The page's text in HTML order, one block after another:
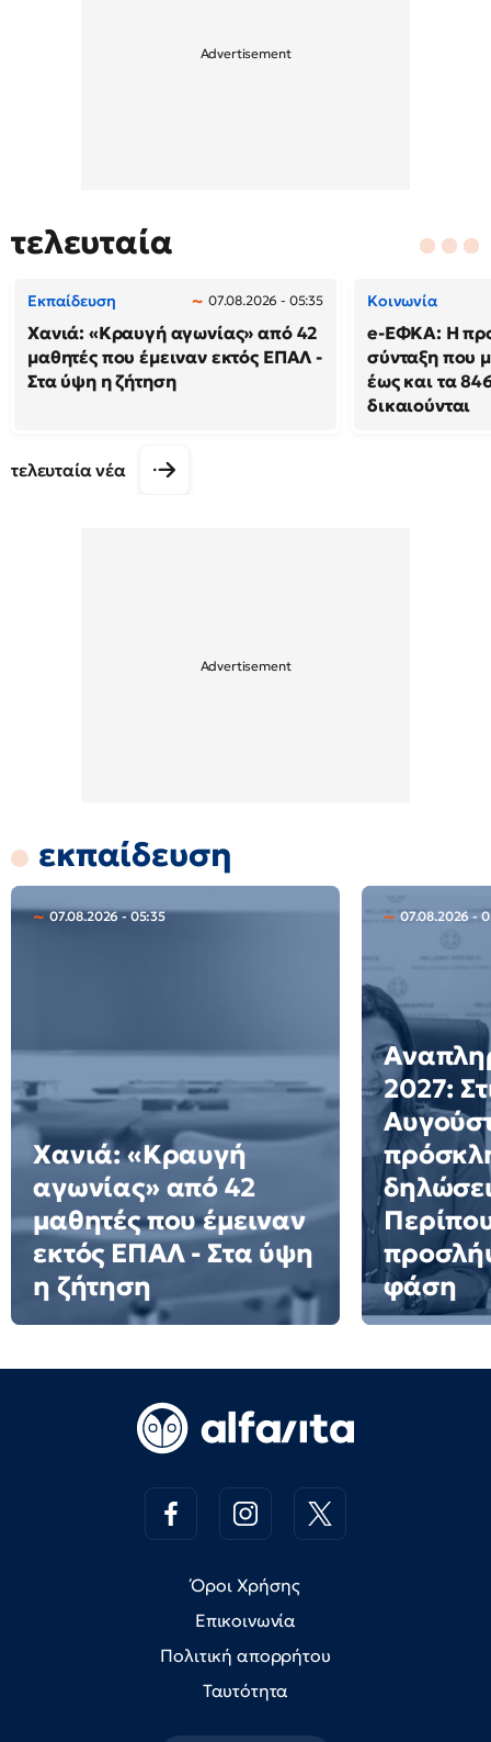
τελευταία
Εκπαίδευση 07.08.2026 - 05:35
Χανιά: «Κραυγή αγωνίας» από 42
μαθητές που έμειναν εκτός ΕΠΑΛ -
Στα ύψη η ζήτηση
Κοινωνία
e-ΕΦΚΑ: Η
σύνταξη που
έως και τα
δικαιούνται
τελευταία νέα
εκπαίδευση
07.08.2026 - 05:35
Χανιά: «Κραυγή
αγωνίας» από 42
μαθητές που έμειναν
εκτός ΕΠΑΛ - Στα ύψη
η ζήτηση
07.08.2026 -
2027:
φάση
Όροι Χρήσης
Επικοινωνία
Πολιτική απορρήτου
Ταυτότητα